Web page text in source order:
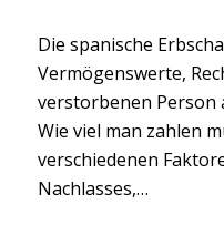
Die spanische
Vermögenswerte,
verstorbenen Person
Wie viel man zahlen
verschiedenen
Nachlasses,…